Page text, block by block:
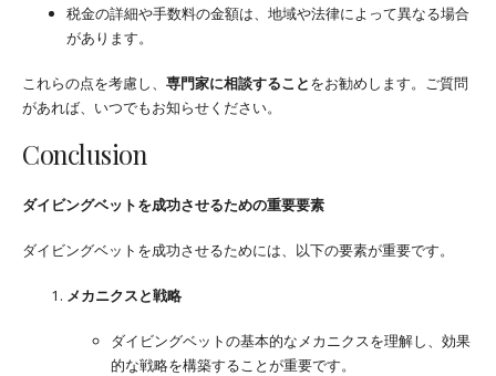
税金の詳細や手数料の金額は、地域や法律によって異なる場合
があります。
これらの点を考慮し、 専門家に相談することをお勧めします。ご質問
があれば、いつでもお知らせください。
Conclusion
ダイビングベットを成功させるための重要要素
ダイビングベットを成功させるためには、以下の要素が重要です。
メカニクスと戦略
ダイビングベットの基本的なメカニクスを理解し、効果
的な戦略を構築することが重要です。